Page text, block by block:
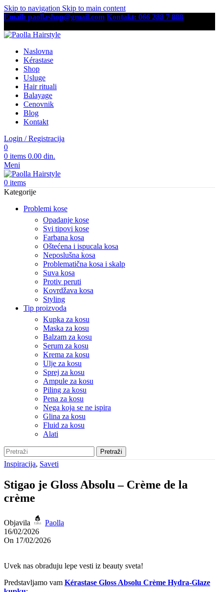
Skip to navigation Skip to main content
Email: paollashop@gmail.com Kontakt: 066 288 7 888
Naslovna
Kérastase
Shop
Usluge
Hair rituali
Balayage
Cenovnik
Blog
Kontakt
Login / Registracija
0
0 items 0.00 din.
Meni
0 items
Kategorije
Problemi kose
Opadanje kose
Svi tipovi kose
Farbana kosa
Oštećena i ispucala kosa
Neposlušna kosa
Problematična kosa i skalp
Suva kosa
Protiv peruti
Kovrdžava kosa
Styling
Tip proizvoda
Kupka za kosu
Maska za kosu
Balzam za kosu
Serum za kosu
Krema za kosu
Ulje za kosu
Sprej za kosu
Ampule za kosu
Piling za kosu
Pena za kosu
Nega koja se ne ispira
Glina za kosu
Fluid za kosu
Alati
Pretraži
Inspiracija, Saveti
Stigao je Gloss Absolu – Crème de la
crème
Objavila
Paolla
16/02/2026
On 17/02/2026
Uvek nas obraduju lepe vesti iz beauty sveta!
Predstavljamo vam Kérastase Gloss Absolu Crème Hydra-Glaze